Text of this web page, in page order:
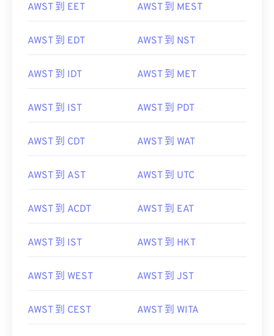
AWST 到 EET AWST 到 MEST
AWST 到 EDT AWST 到 NST
AWST 到 IDT AWST 到 MET
AWST 到 IST AWST 到 PDT
AWST 到 CDT AWST 到 WAT
AWST 到 AST AWST 到 UTC
AWST 到 ACDT AWST 到 EAT
AWST 到 IST AWST 到 HKT
AWST 到 WEST AWST 到 JST
AWST 到 CEST AWST 到 WITA